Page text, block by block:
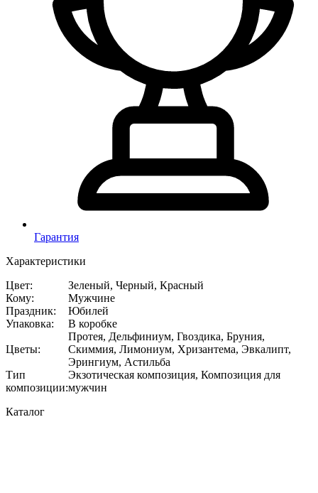
Гарантия
Характеристики
Цвет:
Зеленый, Черный, Красный
Кому:
Мужчине
Праздник:
Юбилей
Упаковка: В коробке
Цветы:
Протея, Дельфиниум, Гвоздика, Бруния,
Скиммия, Лимониум, Хризантема, Эвкалипт,
Эрингиум, Астильба
Тип
композиции:
Экзотическая композиция, Композиция для
мужчин
Каталог